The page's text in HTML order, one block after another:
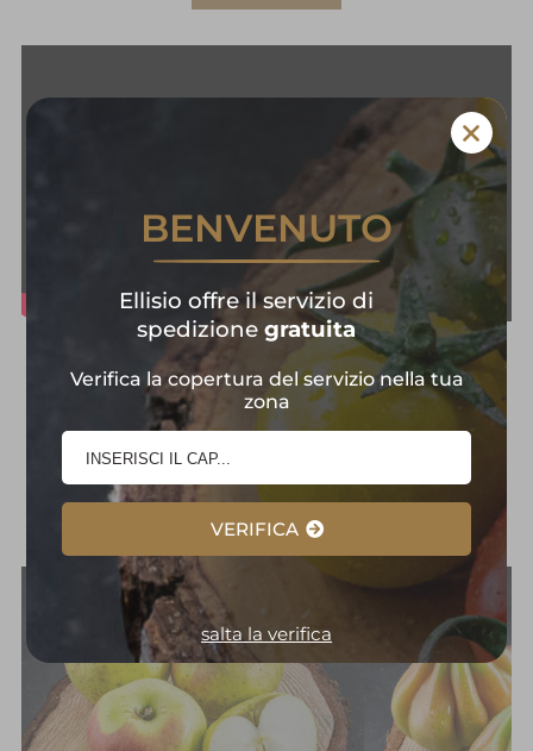
Frutta e Verdura in
Primo Piano:
Selezione
d'Eccellenza
BENVENUTO
Ellisio offre il servizio di
spedizione gratuita
Verifica la copertura del servizio nella tua
zona
VERIFICA
salta la verifica